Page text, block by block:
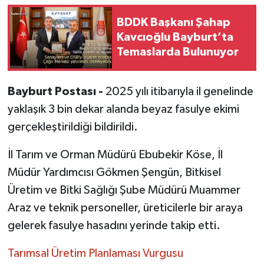
BDDK Başkanı Şahap
Kavcıoğlu Bayburt’ta
Temaslarda Bulunuyor
Bayburt Postası - 2025 yılı itibarıyla il genelinde
yaklaşık 3 bin dekar alanda beyaz fasulye ekimi
gerçekleştirildiği bildirildi.
İl Tarım ve Orman Müdürü Ebubekir Köse, İl
Müdür Yardımcısı Gökmen Şengün, Bitkisel
Üretim ve Bitki Sağlığı Şube Müdürü Muammer
Araz ve teknik personeller, üreticilerle bir araya
gelerek fasulye hasadını yerinde takip etti.
Tarımsal Üretim Planlaması Vurgusu